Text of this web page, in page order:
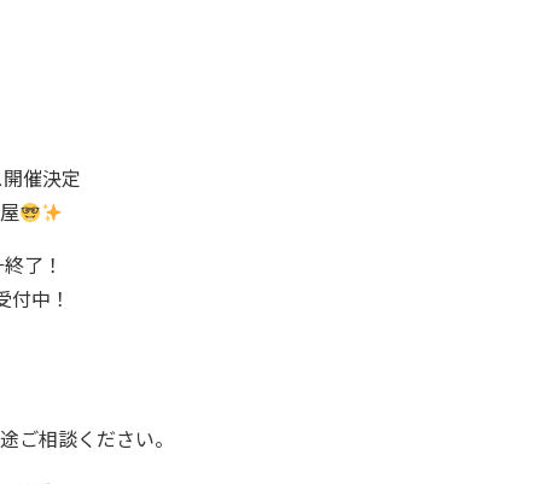
催決定
了！
中！
ご相談ください。